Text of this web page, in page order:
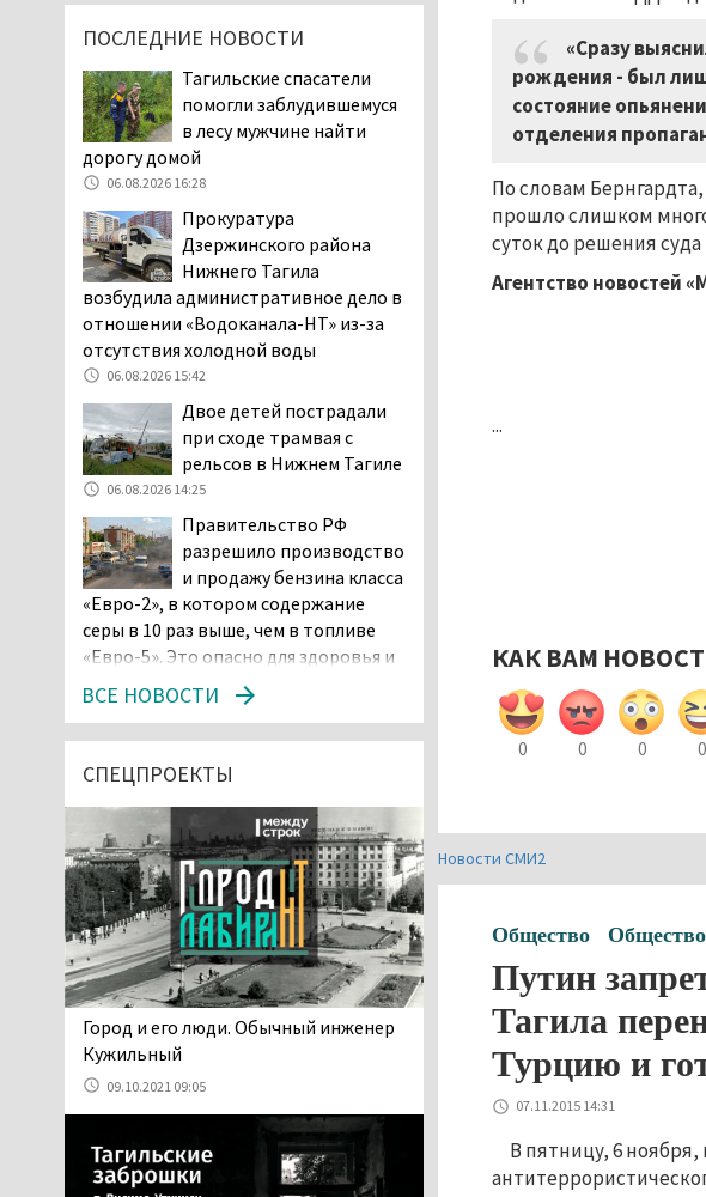
«Сразу
рождения - был
состояние
отделения
По словам
прошло слишком
суток до решения
Агентство новостей
...
КАК ВАМ
0 0 0 0
Новости СМИ2
Общество Общество
Путин
Тагила
Турцию и
07.11.2015 14:31
В пятницу, 6
ПОСЛЕДНИЕ НОВОСТИ
Тагильские спасатели
помогли заблудившемуся
в лесу мужчине найти
дорогу домой
06.08.2026 16:28
Прокуратура
Дзержинского района
Нижнего Тагила
возбудила административное дело в
отношении «Водоканала-НТ» из-за
отсутствия холодной воды
06.08.2026 15:42
Двое детей пострадали
при сходе трамвая с
рельсов в Нижнем Тагиле
06.08.2026 14:25
Правительство РФ
разрешило производство
и продажу бензина класса
«Евро-2», в котором содержание
серы в 10 раз выше, чем в топливе
«Евро-5». Это опасно для здоровья и
повышает износ автомобиля
06.08.2026 13:53
В Детской городской
больнице № 3 Нижнего
обвинения родителей, которые
заявили, что их дочь в палате
покусала бельевая вошь
06.08.2026 13:02
В Нижнем Тагиле на три
дня запретят
электросамокаты
вошь». Родители 10-
пожаловались на кровососущих
паразитов, которые искусали их
ребёнка в детской больнице
ВСЕ НОВОСТИ
СПЕЦПРОЕКТЫ
​​​​​​​Город и его люди. Обычный инженер
Кужильный
09.10.2021 09:05